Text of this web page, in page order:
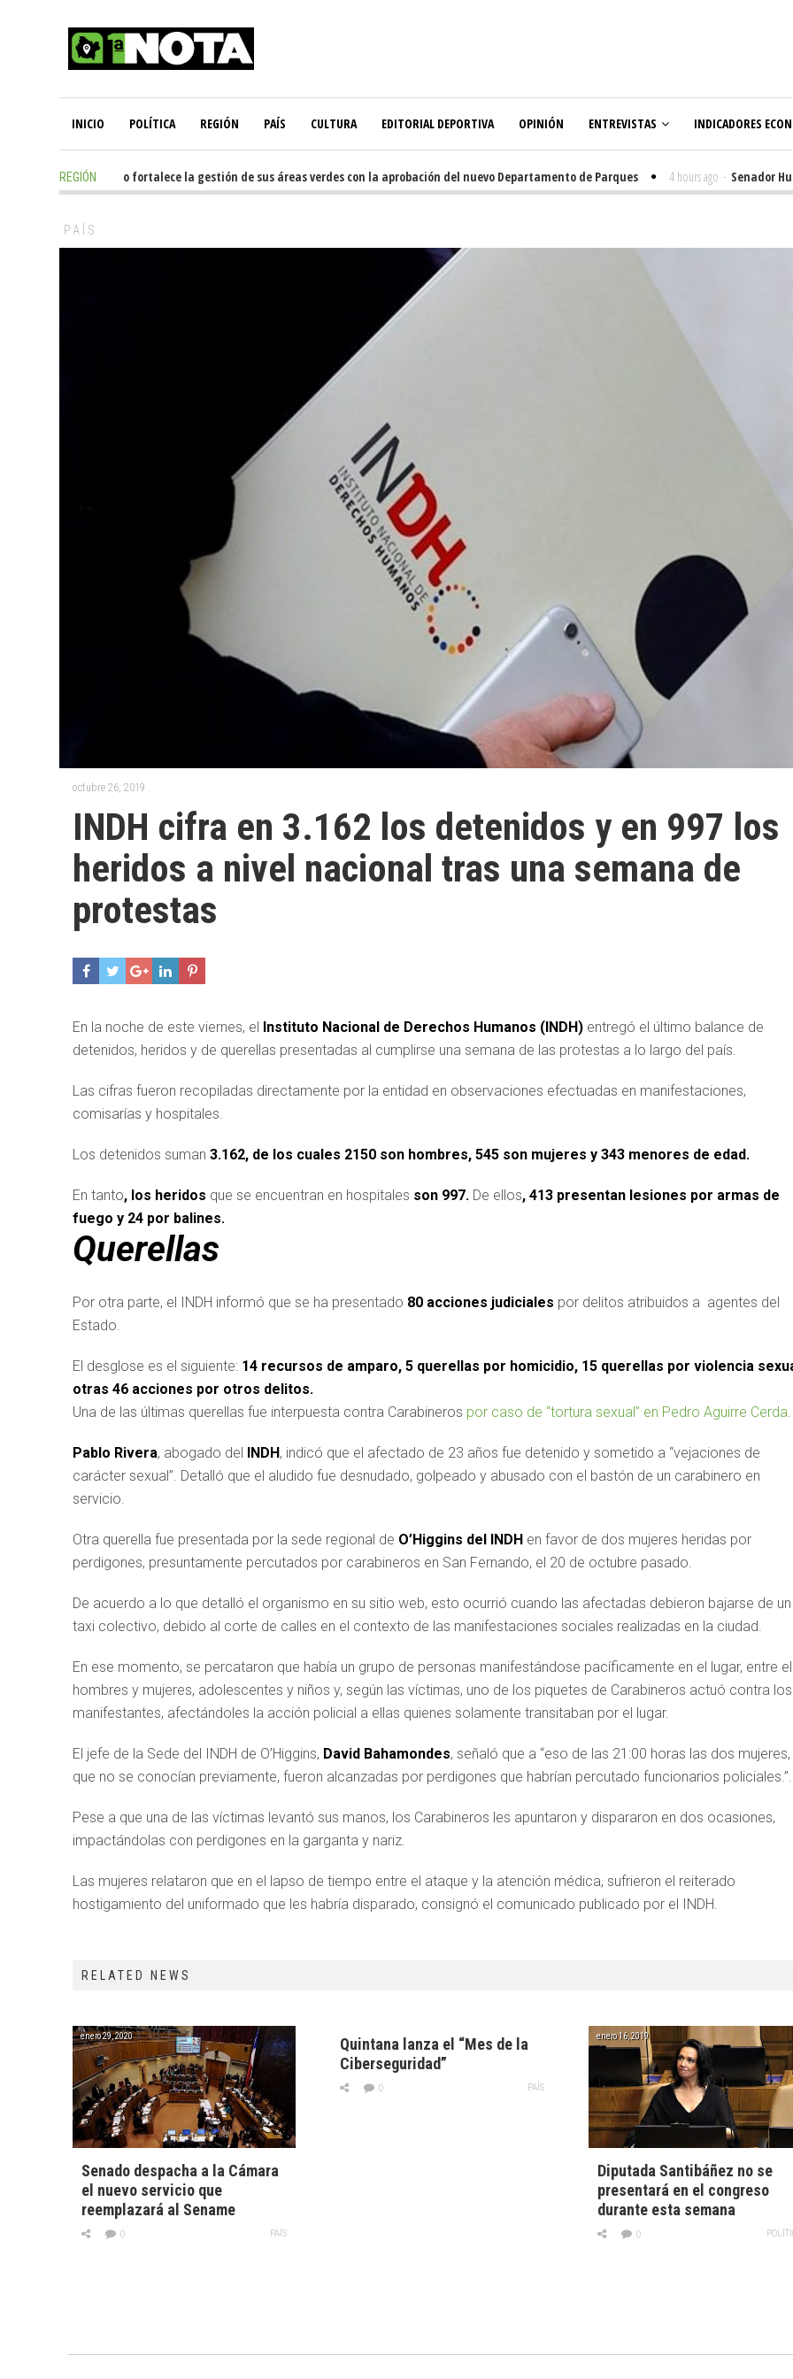
INICIO POLÍTICA REGIÓN PAÍS CULTURA EDITORIAL DEPORTIVA OPINIÓN ENTREVISTAS INDICADORES
REGIÓN
- Temuco fortalece la gestión de sus áreas verdes con la aprobación del nuevo Departamento de Parques 4 hours ago - Senador
PAÍS
octubre 26, 2019
INDH cifra en 3.162 los detenidos y en 997 los
heridos a nivel nacional tras una semana de
protestas
En la noche de este viernes, el Instituto Nacional de Derechos Humanos (INDH) entregó el último balance de
detenidos, heridos y de querellas presentadas al cumplirse una semana de las protestas a lo largo del país.
Las cifras fueron recopiladas directamente por la entidad en observaciones efectuadas en manifestaciones,
comisarías y hospitales.
Los detenidos suman 3.162, de los cuales 2150 son hombres, 545 son mujeres y 343 menores de edad.
En tanto, los heridos que se encuentran en hospitales son 997. De ellos, 413 presentan lesiones por armas de
fuego y 24 por balines.
Querellas
Por otra parte, el INDH informó que se ha presentado 80 acciones judiciales por delitos atribuidos a agentes del
Estado.
El desglose es el siguiente: 14 recursos de amparo, 5 querellas por homicidio, 15 querellas por violencia
otras 46 acciones por otros delitos.
Una de las últimas querellas fue interpuesta contra Carabineros por caso de “tortura sexual” en Pedro Aguirre Cerda.
Pablo Rivera, abogado del INDH, indicó que el afectado de 23 años fue detenido y sometido a “vejaciones de
carácter sexual”. Detalló que el aludido fue desnudado, golpeado y abusado con el bastón de un carabinero en
servicio.
Otra querella fue presentada por la sede regional de O’Higgins del INDH en favor de dos mujeres heridas por
perdigones, presuntamente percutados por carabineros en San Fernando, el 20 de octubre pasado.
De acuerdo a lo que detalló el organismo en su sitio web, esto ocurrió cuando las afectadas debieron bajarse de un
taxi colectivo, debido al corte de calles en el contexto de las manifestaciones sociales realizadas en la ciudad.
En ese momento, se percataron que había un grupo de personas manifestándose pacíficamente en el lugar, entre
hombres y mujeres, adolescentes y niños y, según las víctimas, uno de los piquetes de Carabineros actuó contra los
manifestantes, afectándoles la acción policial a ellas quienes solamente transitaban por el lugar.
El jefe de la Sede del INDH de O’Higgins, David Bahamondes, señaló que a “eso de las 21:00 horas las dos mujeres,
que no se conocían previamente, fueron alcanzadas por perdigones que habrían percutado funcionarios policiales.”.
Pese a que una de las víctimas levantó sus manos, los Carabineros les apuntaron y dispararon en dos ocasiones,
impactándolas con perdigones en la garganta y nariz.
Las mujeres relataron que en el lapso de tiempo entre el ataque y la atención médica, sufrieron el reiterado
hostigamiento del uniformado que les habría disparado, consignó el comunicado publicado por el INDH.
RELATED NEWS
enero 29, 2020
Senado despacha a la Cámara
el nuevo servicio que
reemplazará al Sename
PAÍS
0
Quintana lanza el “Mes de la
Ciberseguridad”
PAÍS
0
enero 16, 2019
Diputada Santibáñez no se
presentará en el congreso
durante esta semana
0